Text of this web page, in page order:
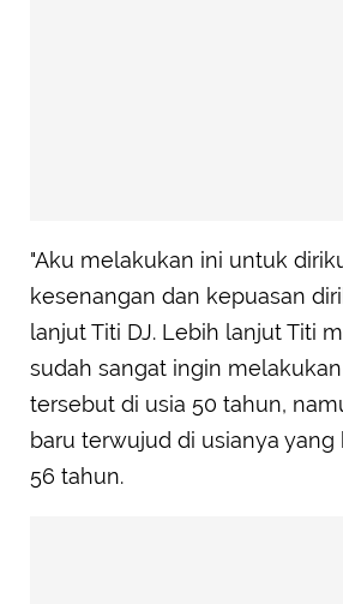
"Aku melakukan ini untuk
kesenangan dan kepuasan
lanjut Titi DJ. Lebih lanjut Titi
sudah sangat ingin
tersebut di usia 50 tahun,
baru terwujud di usianya
56 tahun.